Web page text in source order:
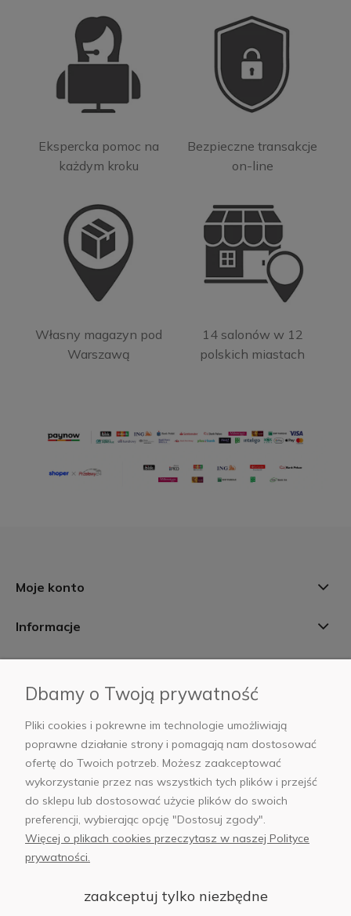
Ekspercka pomoc na
każdym kroku
Bezpieczne transakcje
on-line
Własny magazyn pod
Warszawą
14 salonów w 12
polskich miastach
Moje konto
Informacje
AB Foto
sklep@abfoto.pl
+48 797 971 275
Dbamy o Twoją prywatność
Pliki cookies i pokrewne im technologie umożliwiają
poprawne działanie strony i pomagają nam dostosować
ofertę do Twoich potrzeb. Możesz zaakceptować
wykorzystanie przez nas wszystkich tych plików i przejść
do sklepu lub dostosować użycie plików do swoich
preferencji, wybierając opcję "Dostosuj zgody".
Więcej o plikach cookies przeczytasz w naszej Polityce
prywatności.
zaakceptuj tylko niezbędne